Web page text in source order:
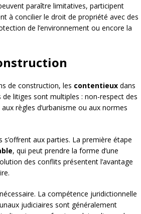
paraître limitatives, participent
à concilier le droit de propriété avec des
de l’environnement ou encore la
de construction, les contentieux dans
litiges sont multiples : non-respect des
règles d’urbanisme ou aux normes
aux parties. La première étape
, qui peut prendre la forme d’une
des conflits présentent l’avantage
La compétence juridictionnelle
judiciaires sont généralement